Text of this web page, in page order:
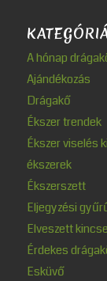
A hónap
Ajándékozás
Drágakő
Ékszer trendek
Ékszer viselés
ékszerek
Ékszerszett
Eljegyzési
Elveszett
Érdekes
Esküvő